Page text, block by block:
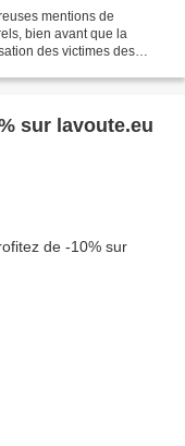
mentions de
bien avant que la
des victimes des
sur lavoute.eu